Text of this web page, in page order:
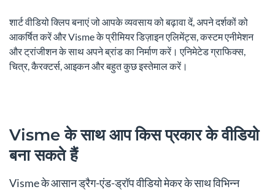
शार्ट वीडियो क्लिप बनाएं जो आपके व्यवसाय को बढ़ावा दें, अपने दर्शकों को
आकर्षित करें और Visme के प्रीमियर डिज़ाइन एलिमेंट्स, कस्टम एनीमेशन
और ट्रांजीशन के साथ अपने ब्रांड का निर्माण करें। एनिमेटेड ग्राफिक्स,
चित्र, कैरक्टर्स, आइकन और बहुत कुछ इस्तेमाल करें।
Visme के साथ आप किस प्रकार के वीडियो
बना सकते हैं
Visme के आसान ड्रैग-एंड-ड्रॉप वीडियो मेकर के साथ विभिन्न